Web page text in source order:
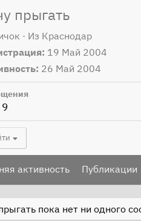
прыгать
· Из Краснодар
19 Май 2004
26 Май 2004
9
активность Публикации
пока нет ни одного